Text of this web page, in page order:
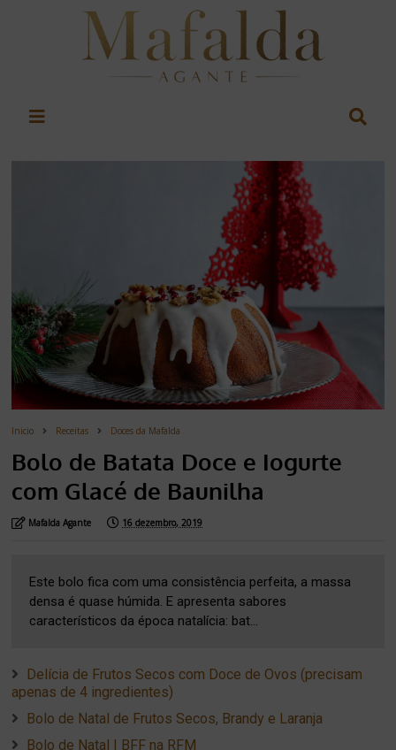
Inicio Receitas Doces da Mafalda
Bolo de Batata Doce e Iogurte
com Glacé de Baunilha
Mafalda Agante 16 dezembro, 2019
Este bolo fica com uma consistência perfeita, a massa
densa é quase húmida. E apresenta sabores
característicos da época natalícia: bat...
Delícia de Frutos Secos com Doce de Ovos (precisam
apenas de 4 ingredientes)
Bolo de Natal de Frutos Secos, Brandy e Laranja
Bolo de Natal | BFF na RFM